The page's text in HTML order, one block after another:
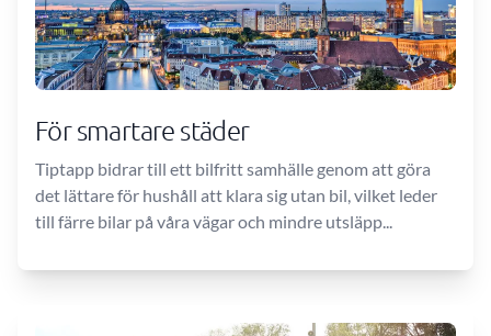
För smartare städer
Tiptapp bidrar till ett bilfritt samhälle genom att göra
det lättare för hushåll att klara sig utan bil, vilket leder
till färre bilar på våra vägar och mindre utsläpp...